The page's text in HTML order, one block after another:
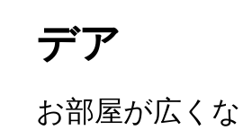
デア
お部屋が広く